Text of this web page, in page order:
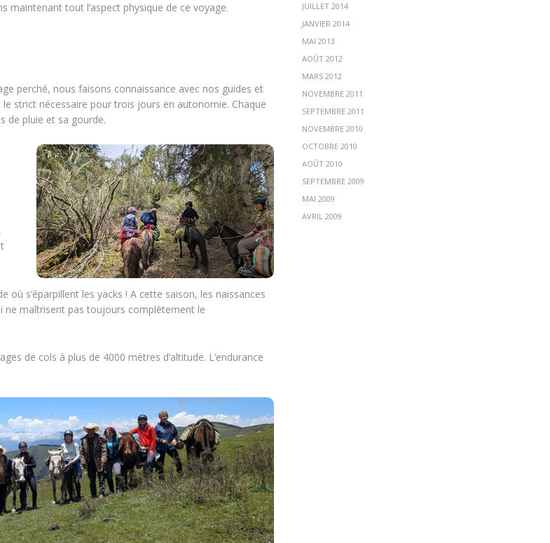
maintenant tout l’aspect physique de ce voyage.
perché, nous faisons connaissance avec nos guides et
strict nécessaire pour trois jours en autonomie. Chaque
de pluie et sa gourde.
s’éparpillent les yacks ! A cette saison, les naissances
ne maîtrisent pas toujours complètement le
de cols à plus de 4000 mètres d’altitude. L’endurance
JUILLET 2014
JANVIER 2014
MAI 2013
AOÛT 2012
MARS 2012
NOVEMBRE 2011
SEPTEMBRE 2011
NOVEMBRE 2010
OCTOBRE 2010
AOÛT 2010
SEPTEMBRE 2009
MAI 2009
AVRIL 2009